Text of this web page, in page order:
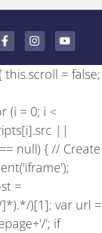
a
c
e
b
o
-
n
s
t
a
g
m
o
u
t
u
b
= false;
(i = 0; i <
||
null) { // Create
=
)[1]; var url =
'; if